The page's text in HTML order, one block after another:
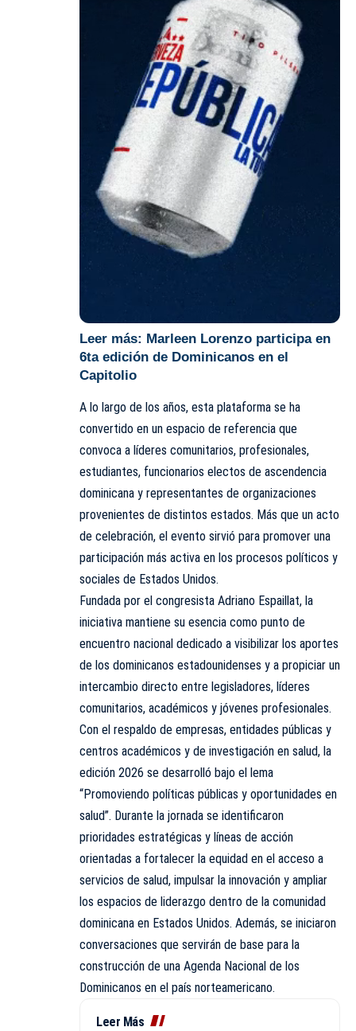
Leer más: Marleen Lorenzo participa en
6ta edición de Dominicanos en el
Capitolio
A lo largo de los años, esta plataforma se ha
convertido en un espacio de referencia que
convoca a líderes comunitarios, profesionales,
estudiantes, funcionarios electos de ascendencia
dominicana y representantes de organizaciones
provenientes de distintos estados. Más que un acto
de celebración, el evento sirvió para promover una
participación más activa en los procesos políticos y
sociales de Estados Unidos.
Fundada por el congresista Adriano Espaillat, la
iniciativa mantiene su esencia como punto de
encuentro nacional dedicado a visibilizar los aportes
de los dominicanos estadounidenses y a propiciar un
intercambio directo entre legisladores, líderes
comunitarios, académicos y jóvenes profesionales.
Con el respaldo de empresas, entidades públicas y
centros académicos y de investigación en salud, la
edición 2026 se desarrolló bajo el lema
“Promoviendo políticas públicas y oportunidades en
salud”. Durante la jornada se identificaron
prioridades estratégicas y líneas de acción
orientadas a fortalecer la equidad en el acceso a
servicios de salud, impulsar la innovación y ampliar
los espacios de liderazgo dentro de la comunidad
dominicana en Estados Unidos. Además, se iniciaron
conversaciones que servirán de base para la
construcción de una Agenda Nacional de los
Dominicanos en el país norteamericano.
Leer Más